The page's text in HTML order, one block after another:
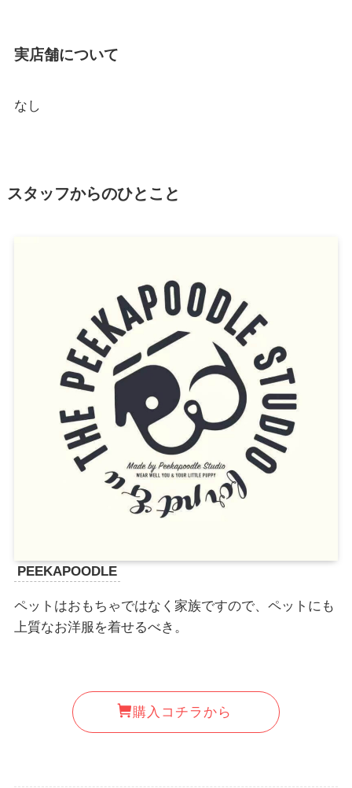
実店舗について
なし
スタッフからのひとこと
PEEKAPOODLE
ペットはおもちゃではなく家族ですので、ペットにも
上質なお洋服を着せるべき。
購入コチラから